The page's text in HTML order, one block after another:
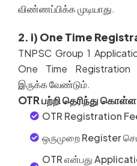
விண்ணப்பிக்கமுடியாது.
2. i) One Time
TNPSC Group 1
One Time Registration
இருக்கவேண்டும்.
OTR பற்றி தெரிந்து
OTR Registration
ஒருமுறை Register
OTR என்பது